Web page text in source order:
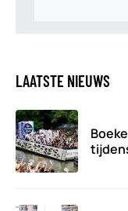
LAATSTE NIEUWS